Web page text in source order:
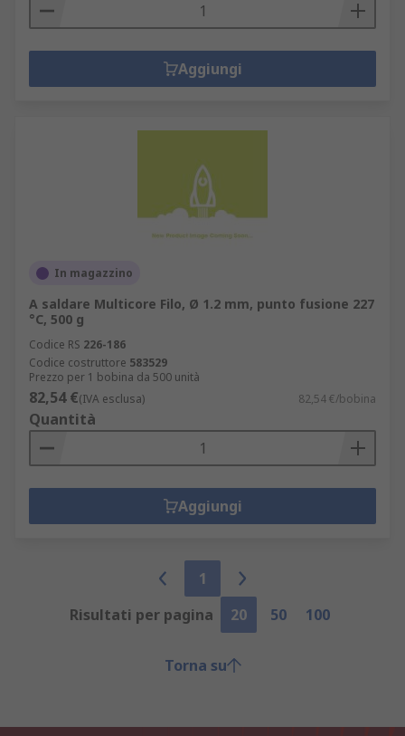
Aggiungi
In magazzino
A saldare Multicore Filo, Ø 1.2 mm, punto fusione 227
°C, 500 g
Codice RS 226-186
Codice costruttore 583529
Prezzo per 1 bobina da 500 unità
82,54 €(IVA esclusa) 82,54 €/bobina
Quantità
Aggiungi
1
Risultati per pagina
20 50 100
Torna su